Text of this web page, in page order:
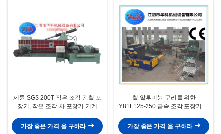
세륨 SGS 200T 작은 조각 강철 포
장기, 작은 조각 차 포장기 기계
가장 좋은 가격 을 구하라
철 알루미늄 구리를 위한
Y81F125-250 금속 조각 포장기 기
가장 좋은 가격 을 구하라